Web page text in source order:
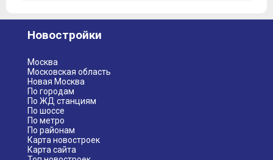
Новостройки
Москва
Московская область
Новая Москва
По городам
По ЖД станциям
По шоссе
По метро
По районам
Карта новостроек
Карта сайта